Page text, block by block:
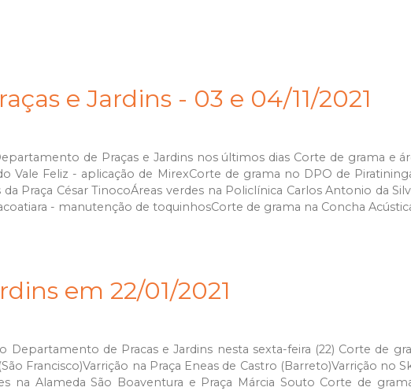
e Jardins - 03 e 04/11/2021
de Praças e Jardins nos últimos dias Corte de grama e
Vale Feliz - aplicação de MirexCorte de grama no DPO de
Praça César TinocoÁreas verdes na Policlínica Carlos Antonio da
- manutenção de toquinhosCorte de grama na Concha
em 22/01/2021
Departamento de Pracas e Jardins nesta sexta-feira (22) Corte de
Francisco)Varrição na Praça Eneas de Castro (Barreto)Varrição no
na Alameda São Boaventura e Praça Márcia Souto Corte de